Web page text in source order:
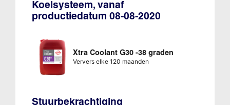
Koelsysteem, vanaf
productiedatum 08-08-2020
Xtra Coolant G30 -38 graden
Ververs elke 120 maanden
Stuurbekrachtiging